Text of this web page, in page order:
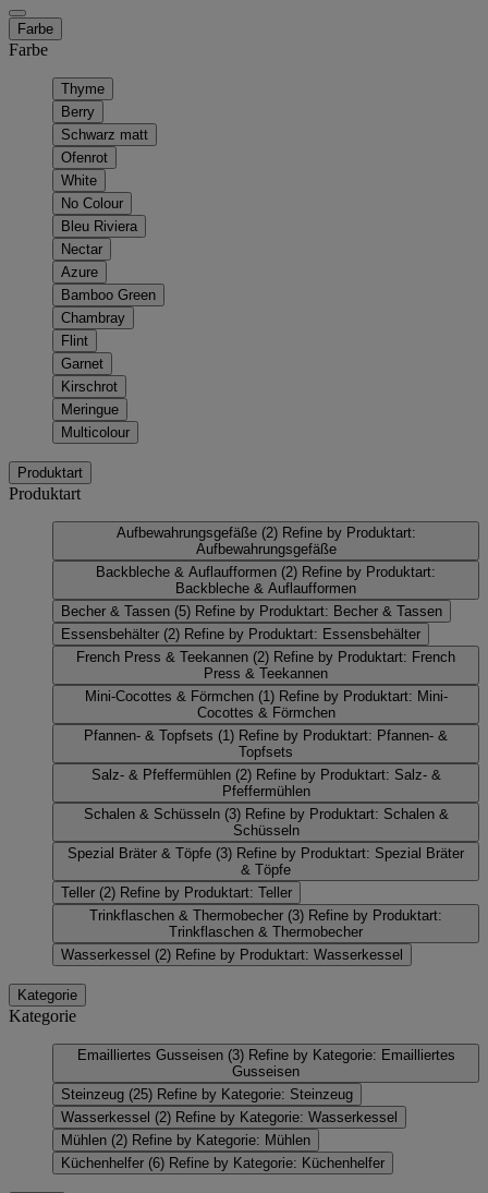
Farbe
Farbe
Thyme
Berry
Schwarz matt
Ofenrot
White
No Colour
Bleu Riviera
Nectar
Azure
Bamboo Green
Chambray
Flint
Garnet
Kirschrot
Meringue
Multicolour
Produktart
Produktart
Aufbewahrungsgefäße (2) Refine by Produktart:
Aufbewahrungsgefäße
Backbleche & Auflaufformen (2) Refine by Produktart:
Backbleche & Auflaufformen
Becher & Tassen (5) Refine by Produktart: Becher & Tassen
Essensbehälter (2) Refine by Produktart: Essensbehälter
French Press & Teekannen (2) Refine by Produktart: French
Press & Teekannen
Mini-Cocottes & Förmchen (1) Refine by Produktart: Mini-
Cocottes & Förmchen
Pfannen- & Topfsets (1) Refine by Produktart: Pfannen- &
Topfsets
Salz- & Pfeffermühlen (2) Refine by Produktart: Salz- &
Pfeffermühlen
Schalen & Schüsseln (3) Refine by Produktart: Schalen &
Schüsseln
Spezial Bräter & Töpfe (3) Refine by Produktart: Spezial Bräter
& Töpfe
Teller (2) Refine by Produktart: Teller
Trinkflaschen & Thermobecher (3) Refine by Produktart:
Trinkflaschen & Thermobecher
Wasserkessel (2) Refine by Produktart: Wasserkessel
Kategorie
Kategorie
Emailliertes Gusseisen (3) Refine by Kategorie: Emailliertes
Gusseisen
Steinzeug (25) Refine by Kategorie: Steinzeug
Wasserkessel (2) Refine by Kategorie: Wasserkessel
Mühlen (2) Refine by Kategorie: Mühlen
Küchenhelfer (6) Refine by Kategorie: Küchenhelfer